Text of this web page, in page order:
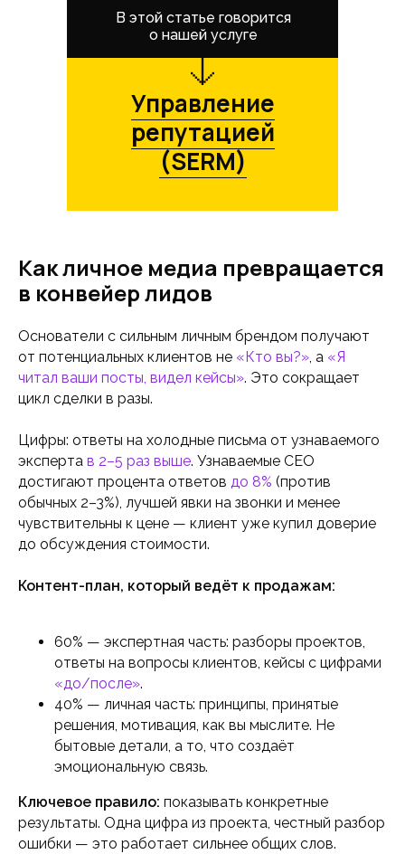
Управление
репутацией
(SERM)
В этой статье говорится
о нашей услуге
Как личное медиа превращается
в конвейер лидов
Основатели с сильным личным брендом получают
от потенциальных клиентов не «Кто вы?», а «Я
читал ваши посты, видел кейсы». Это сокращает
цикл сделки в разы.
Цифры: ответы на холодные письма от узнаваемого
эксперта в 2–5 раз выше. Узнаваемые CEO
достигают процента ответов до 8% (против
обычных 2–3%), лучшей явки на звонки и менее
чувствительны к цене — клиент уже купил доверие
до обсуждения стоимости.
Контент-план, который ведёт к продажам:
60% — экспертная часть: разборы проектов,
ответы на вопросы клиентов, кейсы с цифрами
«до/после».
40% — личная часть: принципы, принятые
решения, мотивация, как вы мыслите. Не
бытовые детали, а то, что создаёт
эмоциональную связь.
Ключевое правило: показывать конкретные
результаты. Одна цифра из проекта, честный разбор
ошибки — это работает сильнее общих слов.